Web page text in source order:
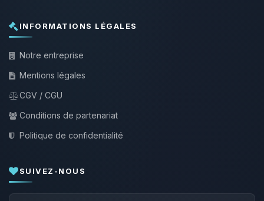
INFORMATIONS LÉGALES
Notre entreprise
Mentions légales
CGV / CGU
Conditions de partenariat
Politique de confidentialité
SUIVEZ-NOUS